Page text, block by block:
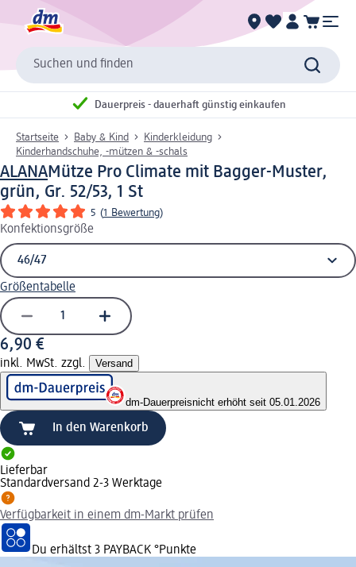
Suchen und finden
Dauerpreis - dauerhaft günstig einkaufen
Startseite Baby & Kind
Kinderkleidung
Kinderhandschuhe, -mützen & -schals
ALANAMütze Pro Climate mit Bagger-Muster,
grün, Gr. 52/53, 1 St
5 (1 Bewertung)
Konfektionsgröße
Größentabelle
6,90 €
inkl. MwSt. zzgl. Versand
dm-Dauerpreisnicht erhöht seit 05.01.2026
In den Warenkorb
Lieferbar
Standardversand 2-3 Werktage
Verfügbarkeit in einem dm-Markt prüfen
Du erhältst 3 PAYBACK °Punkte